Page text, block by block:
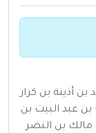
أذينة بن كرار
عبد البيت بن
بن النضر